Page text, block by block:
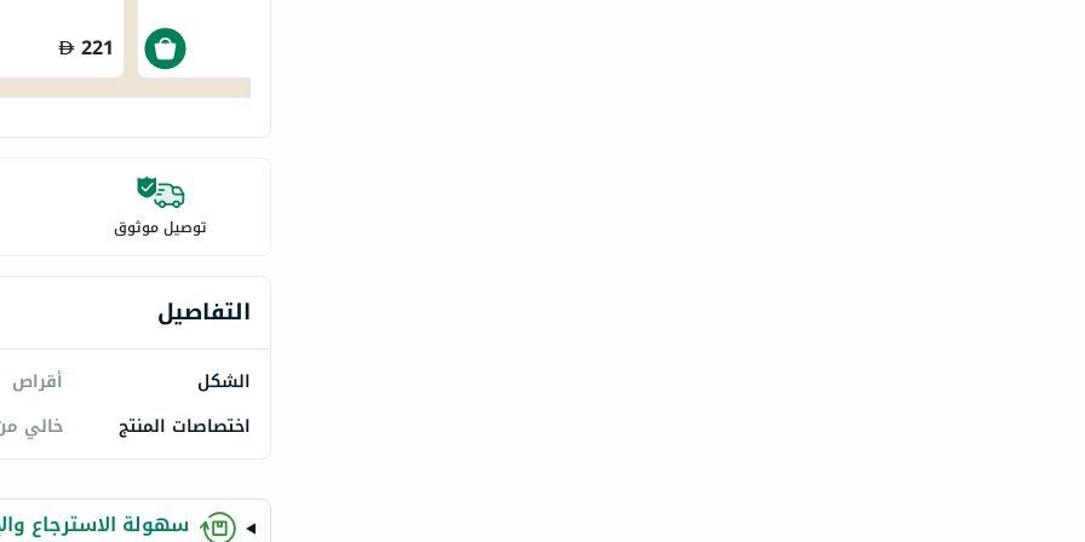
activise
acuvue
webber-
aveeno
freestylelibre
CHalpha
cerave
dralthea
mustela
celimax
221
توصيل موثوق
التفاصيل
الشكل
أقراص
اختصاصات المنتج
خالي
سهولة الاسترجاع